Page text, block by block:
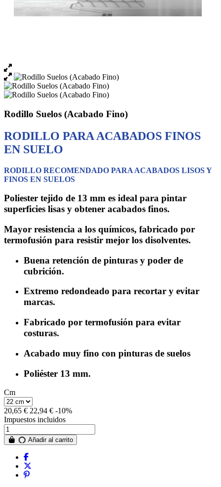
Rodillo Suelos (Acabado Fino)
RODILLO PARA ACABADOS FINOS
EN SUELO
RODILLO RECOMENDADO PARA ACABADOS LISOS Y
FINOS EN SUELOS
Poliester tejido de 13 mm es ideal para pintar
superficies lisas y obtener acabados finos.
Mayor resistencia a los químicos, fabricado por
termofusión para resistir mejor los disolventes.
Buena retención de pinturas y poder de
cubrición.
Extremo redondeado para recortar y evitar
marcas.
Fabricado por termofusión para evitar
costuras.
Acabado muy fino con pinturas de suelos
Poliéster 13 mm.
Cm
20,65 € 22,94 € -10%
Impuestos incluidos
Añadir al carrito